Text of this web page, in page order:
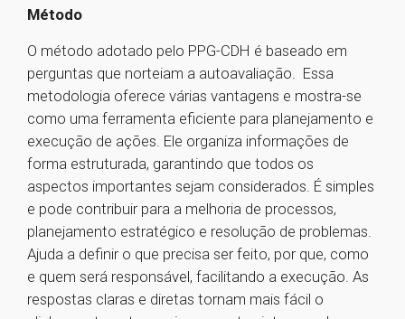
Método
O método adotado pelo PPG-CDH é baseado em
perguntas que norteiam a autoavaliação. Essa
metodologia oferece várias vantagens e mostra-se
como uma ferramenta eficiente para planejamento e
execução de ações. Ele organiza informações de
forma estruturada, garantindo que todos os
aspectos importantes sejam considerados. É simples
e pode contribuir para a melhoria de processos,
planejamento estratégico e resolução de problemas.
Ajuda a definir o que precisa ser feito, por que, como
e quem será responsável, facilitando a execução. As
respostas claras e diretas tornam mais fácil o